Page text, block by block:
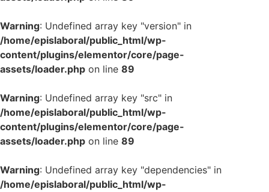
Warning: Undefined array key "version" in
/home/epislaboral/public_html/wp-
content/plugins/elementor/core/page-
assets/loader.php on line 89
Warning: Undefined array key "src" in
/home/epislaboral/public_html/wp-
content/plugins/elementor/core/page-
assets/loader.php on line 89
Warning: Undefined array key "dependencies" in
/home/epislaboral/public_html/wp-